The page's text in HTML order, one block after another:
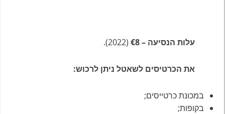
עלות הנסיעה – €8 (2022).
את הכרטיסים לשאטל ניתן לרכוש:
במכונת כרטייסים;
בקופות;